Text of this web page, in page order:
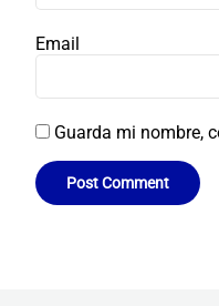
Email
Guarda mi nombre,